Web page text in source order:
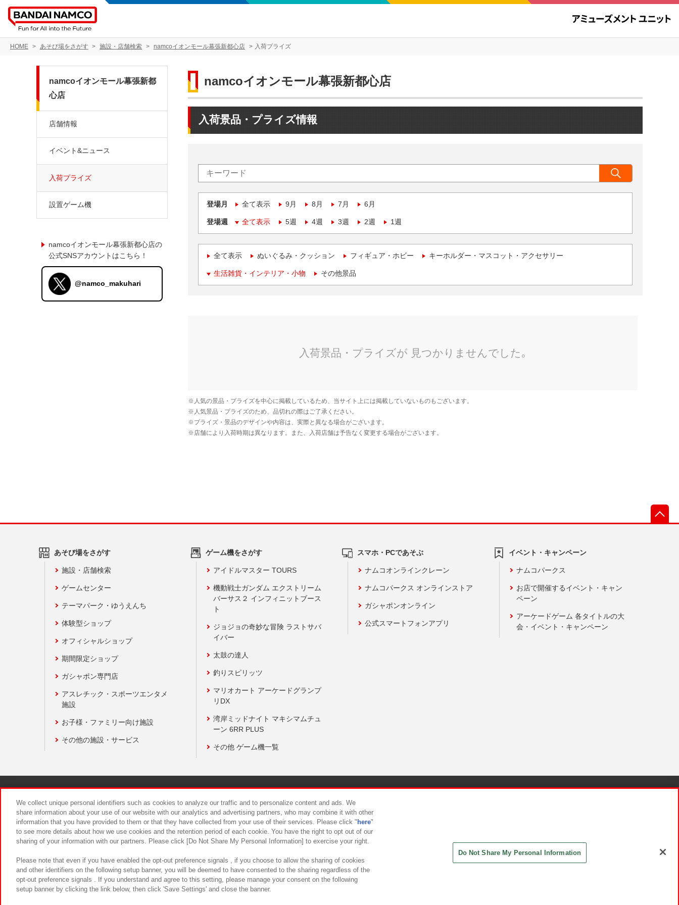
HOME あそび場をさがす 施設・店舗検索 namcoイオンモール幕張新都心店 入荷プライズ
namcoイオンモール幕張新都心店
入荷景品・プライズ情報
登場月 全て表示 9月 8月 7月 6月
登場週 全て表示 5週 4週 3週 2週 1週
全て表示 ぬいぐるみ・クッション フィギュア・ホビー キーホルダー・マスコット・アクセサリー
生活雑貨・インテリア・小物 その他景品
namcoイオンモール幕張新都
心店
店舗情報
イベント&ニュース
入荷プライズ
設置ゲーム機
namcoイオンモール幕張新都心店の
公式SNSアカウントはこちら！
@namco_makuhari
あそび場をさがす
施設・店舗検索
ゲームセンター
テーマパーク・ゆうえんち
体験型ショップ
オフィシャルショップ
期間限定ショップ
ガシャポン専門店
アスレチック・スポーツエンタメ
施設
お子様・ファミリー向け施設
その他の施設・サービス
ゲーム機をさがす
アイドルマスター TOURS
機動戦士ガンダム エクストリーム
バーサス２ インフィニットブース
ト
ジョジョの奇妙な冒険 ラストサバ
イバー
太鼓の達人
釣りスピリッツ
マリオカート アーケードグランプ
リDX
湾岸ミッドナイト マキシマムチュ
ーン 6RR PLUS
その他 ゲーム機一覧
スマホ・PCであそぶ
ナムコオンラインクレーン
ナムコパークス オンラインストア
ガシャポンオンライン
公式スマートフォンアプリ
イベント・キャンペーン
ナムコパークス
お店で開催するイベント・キャン
ペーン
アーケードゲーム 各タイトルの大
会・イベント・キャンペーン
食品のご提供について カスタマーハラスメント対応方針
We collect unique personal identifiers such as cookies to analyze our traffic and to personalize content and ads. We
share information about your use of our website with our analytics and advertising partners, who may combine it with other
information that you have provided to them or that they have collected from your use of their services. Please click " here"
to see more details about how we use cookies and the retention period of each cookie. You have the right to opt out of our
sharing of your information with our partners. Please click [Do Not Share My Personal Information] to exercise your right.
Please note that even if you have enabled the opt-out preference signals , if you choose to allow the sharing of cookies
and other identifiers on the following setup banner, you will be deemed to have consented to the sharing regardless of the
opt-out preference signals . If you understand and agree to this setting, please manage your consent on the following
setup banner by clicking the link below, then click 'Save Settings' and close the banner.
Do Not Share My Personal Information